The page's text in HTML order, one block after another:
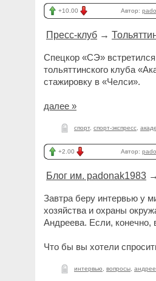
+10.00 Автор:
Пресс-клуб →
Спецкор «СЭ»
тольяттинского клуба
стажировку в «Челси».
далее »
спорт, спорт-экспресс
+2.00 Автор:
Блог им. padonak1983
Завтра беру интервью у
хозяйства и охраны
Андреева. Если, конечно,
Что бы вы хотели
интервью вопросы